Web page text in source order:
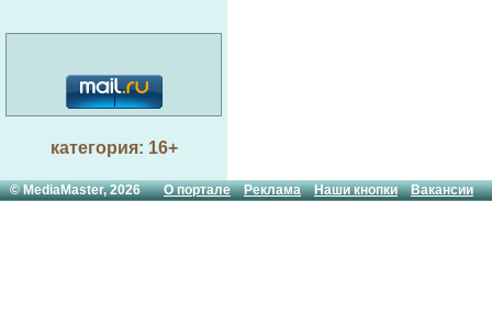
категория: 16+
© MediaMaster, 2026О портале Реклама Наши кнопки Вакансии